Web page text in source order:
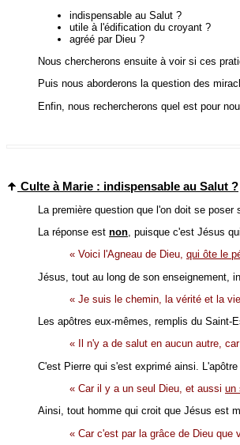
indispensable au Salut ?
utile à l'édification du croyant ?
agréé par Dieu ?
Nous chercherons ensuite à voir si ces
Puis nous aborderons la question des
Enfin, nous rechercherons quel est pour
Culte à Marie : indispensable au Salut ?
La première question que l'on doit se
La réponse est non , puisque c'est Jésus
« Voici l'Agneau de Dieu, qui ôte le
Jésus, tout au long de son enseignement,
« Je suis le chemin, la vérité et la
Les apôtres eux-mêmes, remplis du Saint-
« Il n'y a de salut en aucun autre,
C'est Pierre qui s'est exprimé ainsi.
« Car il y a un seul Dieu, et aussi un
Ainsi, tout homme qui croit que Jésus est
« Car c'est par la grâce de Dieu que